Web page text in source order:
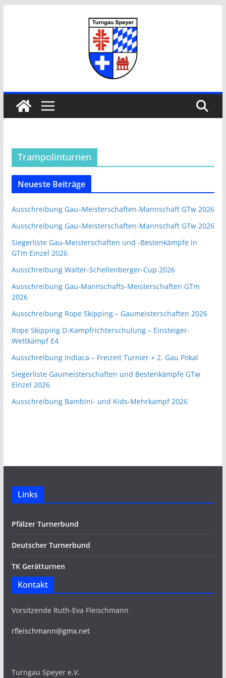
Trampolinturnen
Neueste Beiträge
Ausschreibung Gau–Meisterschaften-Mannschaft GTw 2026
Ausschreibung Gau–Meisterschaften-Mannschaft GTw 2026
Siegerliste Gau-Meisterschaften und -Bestenkämpfe in
GTm Einzel 2026
Ausschreibung Walter-Schellenberger-Cup 2026
Ausschreibung Gau-Mannschafts-Meisterschaften GTm
2026
Ausschreibung Rope Skipping – Gaumeisterschaften 2026
Rope Skipping D-Kampfrichterschulung – Einsteiger-
Wettkampf E4
Ausschreibung Indiaca – Freizeit Turnier + 2. Gau Pokal
Siegerliste Gaumeisterschaften und Bestenkämpfe GTw
Einzel 2026
Ausschreibung Bambini- und Kids-Mehrkampf 2026
Links
Pfälzer Turnerbund
Deutscher Turnerbund
TK Gerätturnen
Kontakt
Vorsitzende Ruth-Eva Fleischmann
rfleischmann@gmx.net
Turngau Speyer e.V.